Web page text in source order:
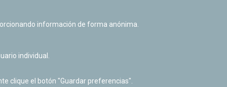
información de forma anónima.
individual.
clique el botón "Guardar preferencias".